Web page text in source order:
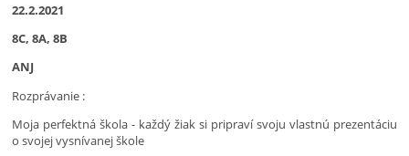
22.2.2021
8C, 8A, 8B
ANJ
Rozprávanie :
Moja perfektná škola - každý žiak si pripraví svoju vlastnú prezentáciu
o svojej vysnívanej škole